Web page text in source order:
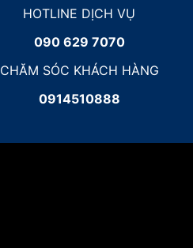
HOTLINE DỊCH VỤ
090 629 7070
CHĂM SÓC KHÁCH HÀNG
0914510888